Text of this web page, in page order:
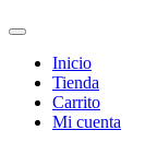
Inicio
Tienda
Carrito
Mi cuenta